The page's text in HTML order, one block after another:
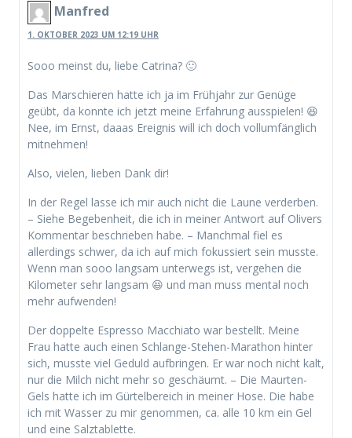
Manfred
1. OKTOBER 2023 UM 12:19 UHR
Sooo meinst du, liebe Catrina? 🙂
Das Marschieren hatte ich ja im Frühjahr zur Genüge
geübt, da konnte ich jetzt meine Erfahrung ausspielen! 😆
Nee, im Ernst, daaas Ereignis will ich doch vollumfänglich
mitnehmen!
Also, vielen, lieben Dank dir!
In der Regel lasse ich mir auch nicht die Laune verderben.
– Siehe Begebenheit, die ich in meiner Antwort auf Olivers
Kommentar beschrieben habe. – Manchmal fiel es
allerdings schwer, da ich auf mich fokussiert sein musste.
Wenn man sooo langsam unterwegs ist, vergehen die
Kilometer sehr langsam 😆 und man muss mental noch
mehr aufwenden!
Der doppelte Espresso Macchiato war bestellt. Meine
Frau hatte auch einen Schlange-Stehen-Marathon hinter
sich, musste viel Geduld aufbringen. Er war noch nicht kalt,
nur die Milch nicht mehr so geschäumt. – Die Maurten-
Gels hatte ich im Gürtelbereich in meiner Hose. Die habe
ich mit Wasser zu mir genommen, ca. alle 10 km ein Gel
und eine Salztablette.